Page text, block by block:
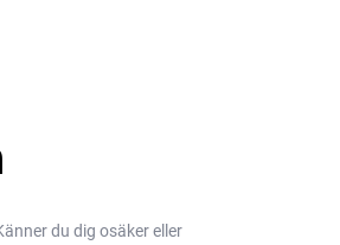
du dig osäker eller